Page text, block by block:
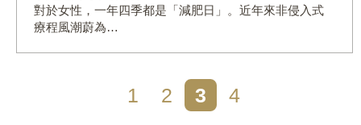
對於女性，一年四季都是「減肥日」。近年來非侵入式
療程風潮蔚為…
1 2 3 4